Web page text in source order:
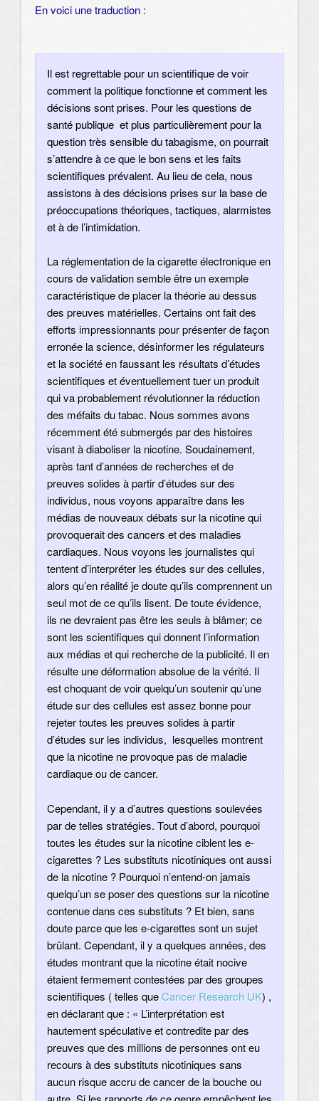
En voici une traduction :
Il est regrettable pour un scientifique de voir
comment la politique fonctionne et comment les
décisions sont prises. Pour les questions de
santé publique et plus particulièrement pour la
question très sensible du tabagisme, on pourrait
s’attendre à ce que le bon sens et les faits
scientifiques prévalent. Au lieu de cela, nous
assistons à des décisions prises sur la base de
préoccupations théoriques, tactiques, alarmistes
et à de l’intimidation.
La réglementation de la cigarette électronique en
cours de validation semble être un exemple
caractéristique de placer la théorie au dessus
des preuves matérielles. Certains ont fait des
efforts impressionnants pour présenter de façon
erronée la science, désinformer les régulateurs
et la société en faussant les résultats d’études
scientifiques et éventuellement tuer un produit
qui va probablement révolutionner la réduction
des méfaits du tabac. Nous sommes avons
récemment été submergés par des histoires
visant à diaboliser la nicotine. Soudainement,
après tant d’années de recherches et de
preuves solides à partir d’études sur des
individus, nous voyons apparaître dans les
médias de nouveaux débats sur la nicotine qui
provoquerait des cancers et des maladies
cardiaques. Nous voyons les journalistes qui
tentent d’interpréter les études sur des cellules,
alors qu’en réalité je doute qu’ils comprennent un
seul mot de ce qu’ils lisent. De toute évidence,
ils ne devraient pas être les seuls à blâmer; ce
sont les scientifiques qui donnent l’information
aux médias et qui recherche de la publicité. Il en
résulte une déformation absolue de la vérité. Il
est choquant de voir quelqu’un soutenir qu’une
étude sur des cellules est assez bonne pour
rejeter toutes les preuves solides à partir
d’études sur les individus, lesquelles montrent
que la nicotine ne provoque pas de maladie
cardiaque ou de cancer.
Cependant, il y a d’autres questions soulevées
par de telles stratégies. Tout d’abord, pourquoi
toutes les études sur la nicotine ciblent les e-
cigarettes ? Les substituts nicotiniques ont aussi
de la nicotine ? Pourquoi n’entend-on jamais
quelqu’un se poser des questions sur la nicotine
contenue dans ces substituts ? Et bien, sans
doute parce que les e-cigarettes sont un sujet
brûlant. Cependant, il y a quelques années, des
études montrant que la nicotine était nocive
étaient fermement contestées par des groupes
scientifiques ( telles queCancer Research UK) ,
en déclarant que : « L’interprétation est
hautement spéculative et contredite par des
preuves que des millions de personnes ont eu
recours à des substituts nicotiniques sans
aucun risque accru de cancer de la bouche ou